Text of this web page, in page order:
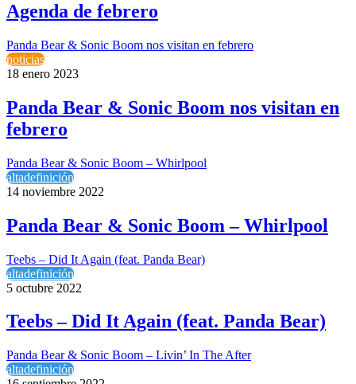
Agenda de febrero
Panda Bear & Sonic Boom nos visitan en febrero
noticias
18 enero 2023
Panda Bear & Sonic Boom nos visitan en
febrero
Panda Bear & Sonic Boom – Whirlpool
altadefinición
14 noviembre 2022
Panda Bear & Sonic Boom – Whirlpool
Teebs – Did It Again (feat. Panda Bear)
altadefinición
5 octubre 2022
Teebs – Did It Again (feat. Panda Bear)
Panda Bear & Sonic Boom – Livin’ In The After
altadefinición